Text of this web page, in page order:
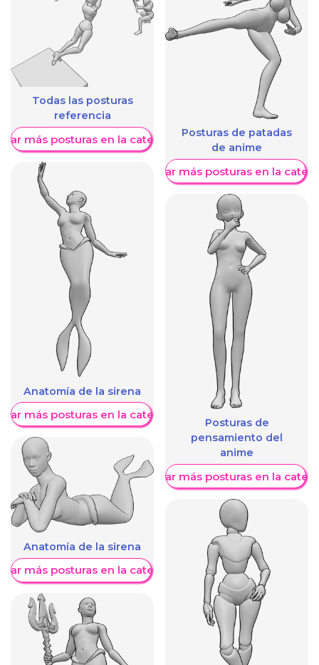
Todas las posturas
referencia
más posturas en la categoría
Anatomía de la sirena
más posturas en la categoría
Anatomía de la sirena
más posturas en la categoría
Posturas de patadas
de anime
Mostrar más posturas en la
Posturas de
pensamiento del
anime
Mostrar más posturas en la